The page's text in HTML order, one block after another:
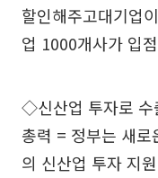
할인해주고대기업
업 1000개사가 입
◇신산업 투자로 수
총력 = 정부는 새로
의 신산업 투자 지